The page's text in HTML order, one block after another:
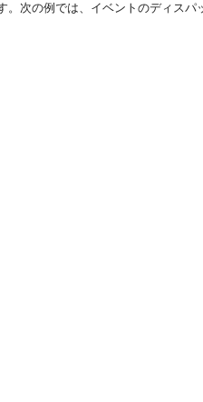
。次の例では、イベントのディス